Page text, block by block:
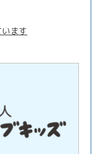
ます